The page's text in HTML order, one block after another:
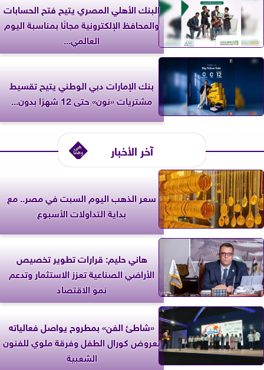
البنك الأهلي المصري يتيح فتح الحسابات
والمحافظ الإلكترونية مجانًا بمناسبة اليوم
العالمي...
بنك الإمارات دبي الوطني يتيح تقسيط
مشتريات «نون» حتى 12 شهرًا بدون...
آخر الأخبار
سعر الذهب اليوم السبت في مصر.. مع
بداية التداولات الأسبوع
هاني حليم: قرارات تطوير تخصيص
الأراضي الصناعية تعزز الاستثمار وتدعم
نمو الاقتصاد
«شاطئ الفن» بمطروح يواصل فعالياته
بعروض كورال الطفل وفرقة ملوي للفنون
الشعبية